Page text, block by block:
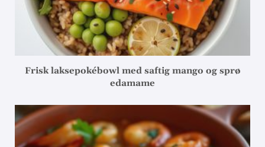
Frisk laksepokébowl med saftig mango og sprø
edamame